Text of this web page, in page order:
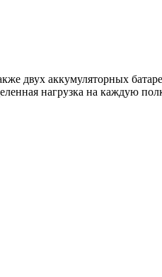
двух аккумуляторных
нагрузка на каждую